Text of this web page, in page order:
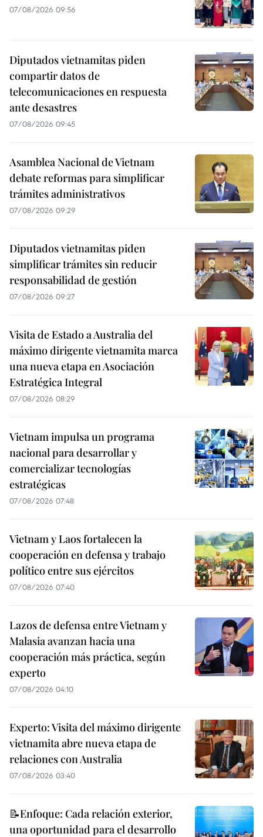
07/08/2026 09:56
Diputados vietnamitas piden
compartir datos de
telecomunicaciones en respuesta
ante desastres
07/08/2026 09:45
Asamblea Nacional de Vietnam
debate reformas para simplificar
trámites administrativos
07/08/2026 09:29
Diputados vietnamitas piden
simplificar trámites sin reducir
responsabilidad de gestión
07/08/2026 09:27
Visita de Estado a Australia del
máximo dirigente vietnamita marca
una nueva etapa en Asociación
Estratégica Integral
07/08/2026 08:29
Vietnam impulsa un programa
nacional para desarrollar y
comercializar tecnologías
estratégicas
07/08/2026 07:48
Vietnam y Laos fortalecen la
cooperación en defensa y trabajo
político entre sus ejércitos
07/08/2026 07:40
Lazos de defensa entre Vietnam y
Malasia avanzan hacia una
cooperación más práctica, según
experto
07/08/2026 04:10
Experto: Visita del máximo dirigente
vietnamita abre nueva etapa de
relaciones con Australia
07/08/2026 03:40
📝Enfoque: Cada relación exterior,
una oportunidad para el desarrollo